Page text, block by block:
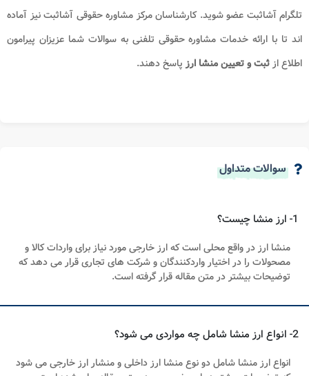
تلگرام آشاثبت عضو شوید. کارشناسان مرکز مشاوره حقوقی آشاثبت نیز آماده
اند تا با ارائه خدمات مشاوره حقوقی تلفنی به سوالات شما عزیزان پیرامون
اطلاع ازثبت و تعیین منشا ارزپاسخ دهند.
سوالات متداول
1- ارز منشا چیست؟
منشا ارز در واقع محلی است که ارز خارجی مورد نیاز برای واردات کالا و
مصحولات را در اختیار واردکنندگان و شرکت های تجاری قرار می دهد که
توضیحات بیشتر در متن مقاله قرار گرفته است.
2- انواع ارز منشا شامل چه مواردی می شود؟
انواع ارز منشا شامل دو نوع منشا ارز داخلی و منشار ارز خارجی می شود